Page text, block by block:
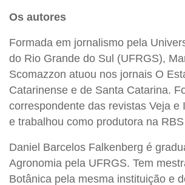
Os autores
Formada em jornalismo pela
do Rio Grande do Sul (UFRGS),
Scomazzon atuou nos jornais O
Catarinense e de Santa Catarina.
correspondente das revistas Veja e
e trabalhou como produtora na RBS
Daniel Barcelos Falkenberg é
Agronomia pela UFRGS. Tem
Botânica pela mesma instituição e